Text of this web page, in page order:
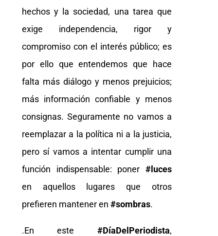
hechos y la sociedad, una tarea que
exige independencia, rigor y
compromiso con el interés público; es
por ello que entendemos que hace
falta más diálogo y menos prejuicios;
más información confiable y menos
consignas. Seguramente no vamos a
reemplazar a la política ni a la justicia,
pero sí vamos a intentar cumplir una
función indispensable: poner#luces
en aquellos lugares que otros
prefieren mantener en #sombras.
.En este#DíaDelPeriodista,